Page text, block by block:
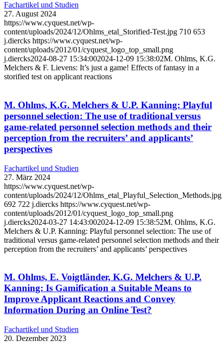
Fachartikel und Studien
27. August 2024
https://www.cyquest.net/wp-
content/uploads/2024/12/Ohlms_etal_Storified-Test.jpg 710 653
j.diercks https://www.cyquest.net/wp-
content/uploads/2012/01/cyquest_logo_top_small.png
j.diercks2024-08-27 15:34:002024-12-09 15:38:02M. Ohlms, K.G.
Melchers & F. Lievens: It’s just a game! Effects of fantasy in a
storified test on applicant reactions
M. Ohlms, K.G. Melchers & U.P. Kanning: Playful
personnel selection: The use of traditional versus
game-related personnel selection methods and their
perception from the recruiters’ and applicants’
perspectives
Fachartikel und Studien
27. März 2024
https://www.cyquest.net/wp-
content/uploads/2024/12/Ohlms_etal_Playful_Selection_Methods.jpg
692 722 j.diercks https://www.cyquest.net/wp-
content/uploads/2012/01/cyquest_logo_top_small.png
j.diercks2024-03-27 14:43:002024-12-09 15:38:52M. Ohlms, K.G.
Melchers & U.P. Kanning: Playful personnel selection: The use of
traditional versus game-related personnel selection methods and their
perception from the recruiters’ and applicants’ perspectives
M. Ohlms, E. Voigtländer, K.G. Melchers & U.P.
Kanning: Is Gamification a Suitable Means to
Improve Applicant Reactions and Convey
Information During an Online Test?
Fachartikel und Studien
20. Dezember 2023